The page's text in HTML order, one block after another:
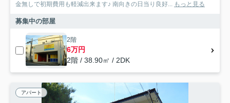
金無しで初期費用も軽減出来ます♪ 南向きの日当り良好... もっと見る
募集中の部屋
2階
6万円
2階 / 38.90㎡ / 2DK
アパート